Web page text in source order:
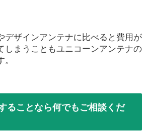
デザインアンテナに比べると費用が
しまうこともユニコーンアンテナの
ることなら何でもご相談くだ